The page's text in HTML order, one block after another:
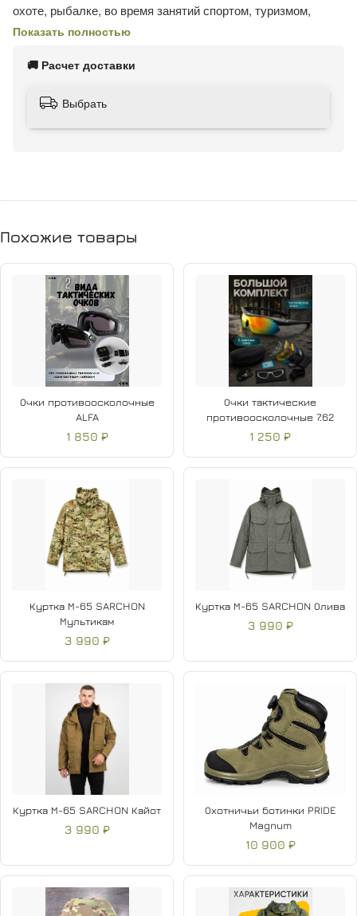
охоте, рыбалке, во время занятий спортом, туризмом,
также в ней будет удобно отдыхать на природе.
циркуляции воздуха. Регулировка сзади поможет
Green.
Показать полностью
🚚 Расчет доставки
Выбрать
Похожие товары
Очки противоосколочные
ALFA
1 850 ₽
Очки тактические
противоосколочные 7.62
1 250 ₽
Куртка М-65 SARCHON
Мультикам
3 990 ₽
Куртка М-65 SARCHON Олива
3 990 ₽
Куртка М-65 SARCHON Кайот
3 990 ₽
Охотничьи ботинки PRIDE
Magnum
10 900 ₽